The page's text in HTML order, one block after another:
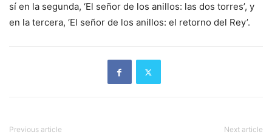
sí en la segunda, ‘El señor de los anillos: las dos torres’, y
en la tercera, ‘El señor de los anillos: el retorno del Rey’.
Previous article Next article